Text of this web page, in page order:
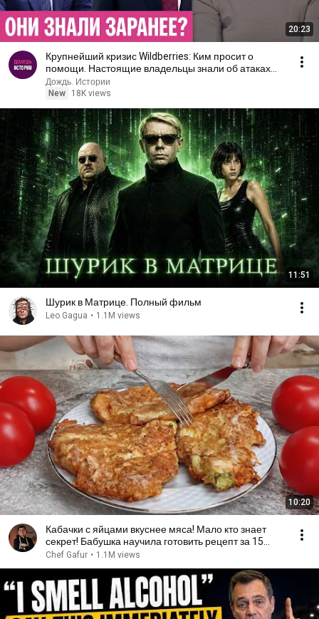
20:23
Крупнейший кризис Wildberries: Ким просит о
помощи. Настоящие владельцы знали об атаках
заранее?
Дождь. Истории
New
18K views
11:51
Шурик в Матрице. Полный фильм
Leo Gagua • 1.1M views
10:20
Кабачки с яйцами вкуснее мяса! Мало кто знает
секрет! Бабушка научила готовить рецепт за 15
минут
Chef Gafur • 1.1M views